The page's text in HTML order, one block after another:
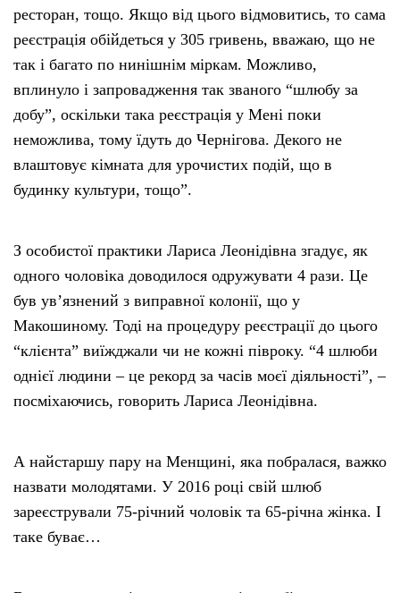
ресторан, тощо. Якщо від цього відмовитись, то сама
реєстрація обійдеться у 305 гривень, вважаю, що не
так і багато по нинішнім міркам. Можливо,
вплинуло і запровадження так званого “шлюбу за
добу”, оскільки така реєстрація у Мені поки
неможлива, тому їдуть до Чернігова. Декого не
влаштовує кімната для урочистих подій, що в
будинку культури, тощо”.
З особистої практики Лариса Леонідівна згадує, як
одного чоловіка доводилося одружувати 4 рази. Це
був ув’язнений з виправної колонії, що у
Макошиному. Тоді на процедуру реєстрації до цього
“клієнта” виїжджали чи не кожні півроку. “4 шлюби
однієї людини – це рекорд за часів моєї діяльності”, –
посміхаючись, говорить Лариса Леонідівна.
А найстаршу пару на Менщині, яка побралася, важко
назвати молодятами. У 2016 році свій шлюб
зареєстрували 75-річний чоловік та 65-річна жінка. І
таке буває…